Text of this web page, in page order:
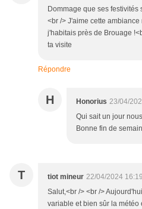
Dommage que ses
<br /> J'aime cette
j'habitais près de Brouage
ta visite
Répondre
H Honorius 23/04/
Qui sait un jour
Bonne fin de
T tiot mineur 22/04/2024 16:19
Salut,<br /> <br />
variable et bien sûr la